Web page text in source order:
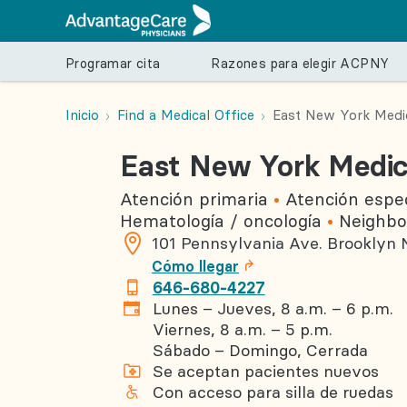
Programar cita
Programar cita
Encuentra un proveedor
Programa una cita con un médico de atención
ginecólogo-obstetra, pediatra, oftalmólogo u
especialista.
Razones para elegir ACPNY
Razones para elegir ACPNY
Nuestro enfoque de atención
Equipos de atención
Conoce a nuestros proveedores
Nuestro compromiso con la atención de todos
Centro de recursos para pacientes
Atención y servicios
Atención primaria
Medicina interna
Medicina familiar
Obstetricia y ginecología
Atención
Cardiología
Podología
Prepárate para tu consulta
Antes de la consulta
Regístrate en myACPNY
Seguros médicos que aceptamos
Cómo prepararte para tu cita
Derivación a especialistas
Centro de recursos para pacientes
Preguntas frecuentes
Recibe la atención adecuada en el
momento preciso
Para tu salud
Salud según la temporada
Gripe estacional
Regreso a clases
Importancia de las vacunas
Inicio Find a Medical Office East New York
East New York
Atención primaria Atención
Hematología / oncología
101 Pennsylvania Ave. Brooklyn
Cómo llegar
646-680-4227
Lunes – Jueves, 8 a.m. – 6 p.m.
Viernes, 8 a.m. – 5 p.m.
Sábado – Domingo, Cerrada
Se aceptan pacientes nuevos
Con acceso para silla de ruedas